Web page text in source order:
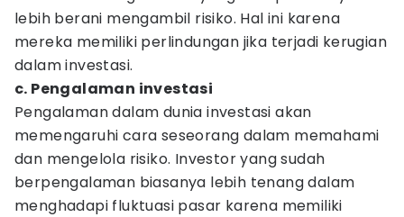
lebih berani mengambil risiko. Hal ini karena
mereka memiliki perlindungan jika terjadi kerugian
dalam investasi.
c. Pengalaman investasi
Pengalaman dalam dunia investasi akan
memengaruhi cara seseorang dalam memahami
dan mengelola risiko. Investor yang sudah
berpengalaman biasanya lebih tenang dalam
menghadapi fluktuasi pasar karena memiliki